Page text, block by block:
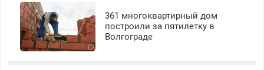
Набережная День Победы Реконструкция ЦПКиО
80-летие Победы Парк Героев-летчиков
361 многоквартирный дом
построили за пятилетку в
Волгограде